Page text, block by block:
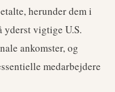
herunder dem i
vigtige U.S.
ankomster, og
medarbejdere